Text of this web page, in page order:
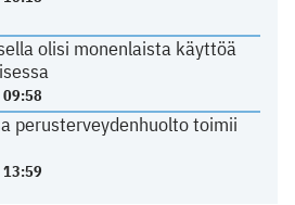
olisi monenlaista käyttöä
perusterveydenhuolto toimii